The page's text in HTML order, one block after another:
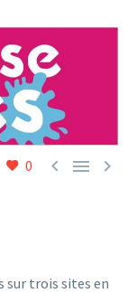
0   
sur trois sites en